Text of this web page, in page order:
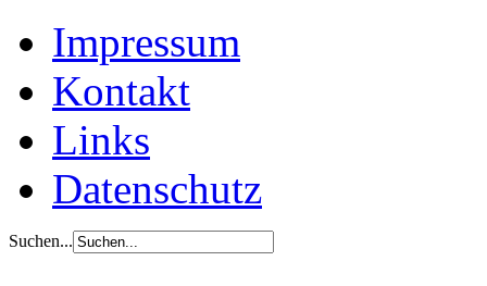
Impressum
Kontakt
Links
Datenschutz
Suchen...